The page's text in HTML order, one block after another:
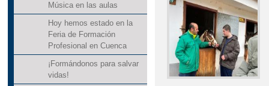
Música en las aulas
Hoy hemos estado en la
Feria de Formación
Profesional en Cuenca
¡Formándonos para salvar
vidas!